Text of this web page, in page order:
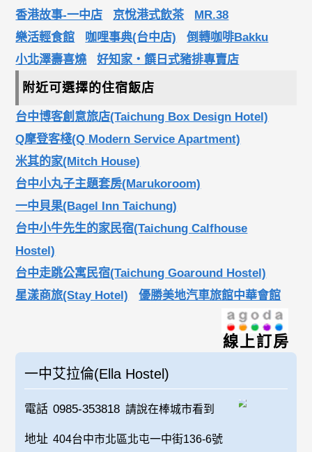
香港故事-一中店
京悅港式飲茶
MR.38
樂活輕食館
咖哩事典(台中店)
倒轉咖啡Bakku
小北澤壽喜燒
好知家‧饌日式豬排專賣店
附近可選擇的住宿飯店
台中博客創意旅店(Taichung Box Design Hotel)
Q摩登客棧(Q Modern Service Apartment)
米其的家(Mitch House)
台中小丸子主題套房(Marukoroom)
一中貝果(Bagel Inn Taichung)
台中小牛先生的家民宿(Taichung Calfhouse
Hostel)
台中走跳公寓民宿(Taichung Goaround Hostel)
星漾商旅(Stay Hotel)
優勝美地汽車旅館中華會館
線上訂房
一中艾拉倫(Ella Hostel)
電話 0985-353818 請說在棒城市看到
地址 404台中市北區北屯一中街136-6號